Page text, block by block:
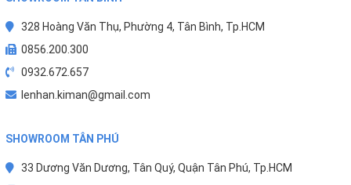
◆ Tránh va đập mạnh
◆Kiểm tra rò rỉ sau khi lắp đặt
đảm bảo độ tương thích với hệ thống máy lọc nước.
KIM AN - ĐỊA CHỈ CUNG CẤP LINH KIỆN MÁY LỌC
328 Hoàng Văn Thụ, Phường 4, Tân Bình, Tp.HCM
0856.200.300
0932.672.657
lenhan.kiman@gmail.com
SHOWROOM TÂN PHÚ
33 Dương Văn Dương, Tân Quý, Quận Tân Phú, Tp.HCM